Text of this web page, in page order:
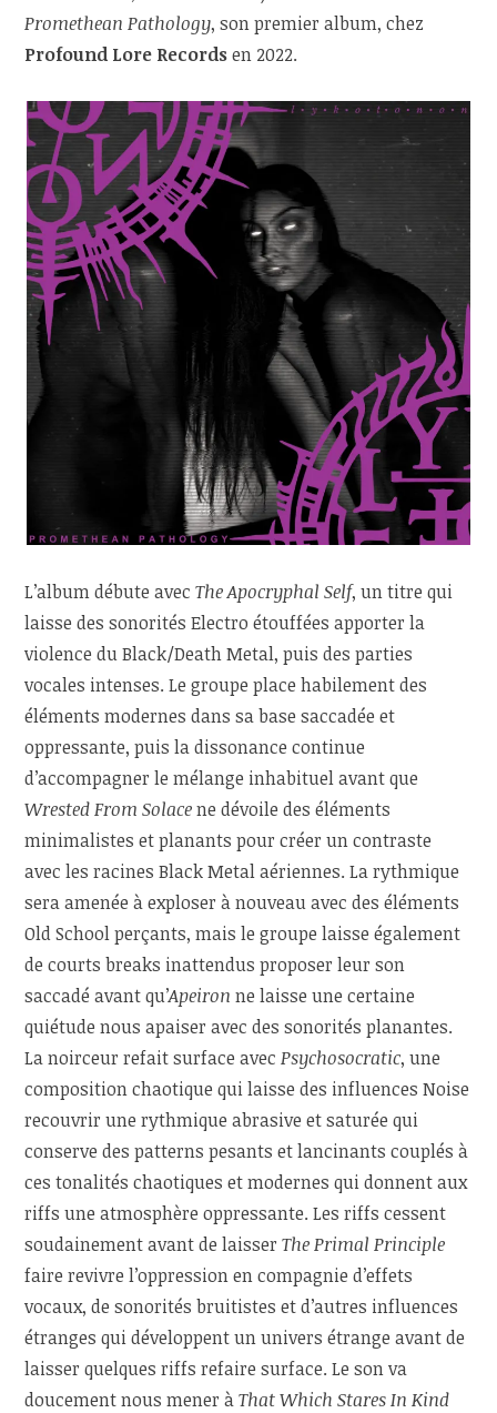
Promethean Pathology, son premier album, chez
Profound Lore Recordsen 2022.
L’album débute avecThe Apocryphal Self, un titre qui
laisse des sonorités Electro étouffées apporter la
violence du Black/Death Metal, puis des parties
vocales intenses. Le groupe place habilement des
éléments modernes dans sa base saccadée et
oppressante, puis la dissonance continue
d’accompagner le mélange inhabituel avant que
Wrested From Solacene dévoile des éléments
minimalistes et planants pour créer un contraste
avec les racines Black Metal aériennes. La rythmique
sera amenée à exploser à nouveau avec des éléments
Old School perçants, mais le groupe laisse également
de courts breaks inattendus proposer leur son
saccadé avant qu’Apeiron ne laisse une certaine
quiétude nous apaiser avec des sonorités planantes.
La noirceur refait surface avecPsychosocratic, une
composition chaotique qui laisse des influences Noise
recouvrir une rythmique abrasive et saturée qui
conserve des patterns pesants et lancinants couplés à
ces tonalités chaotiques et modernes qui donnent aux
riffs une atmosphère oppressante. Les riffs cessent
soudainement avant de laisserThe Primal Principle
faire revivre l’oppression en compagnie d’effets
vocaux, de sonorités bruitistes et d’autres influences
étranges qui développent un univers étrange avant de
laisser quelques riffs refaire surface. Le son va
doucement nous mener àThat Which Stares In Kind